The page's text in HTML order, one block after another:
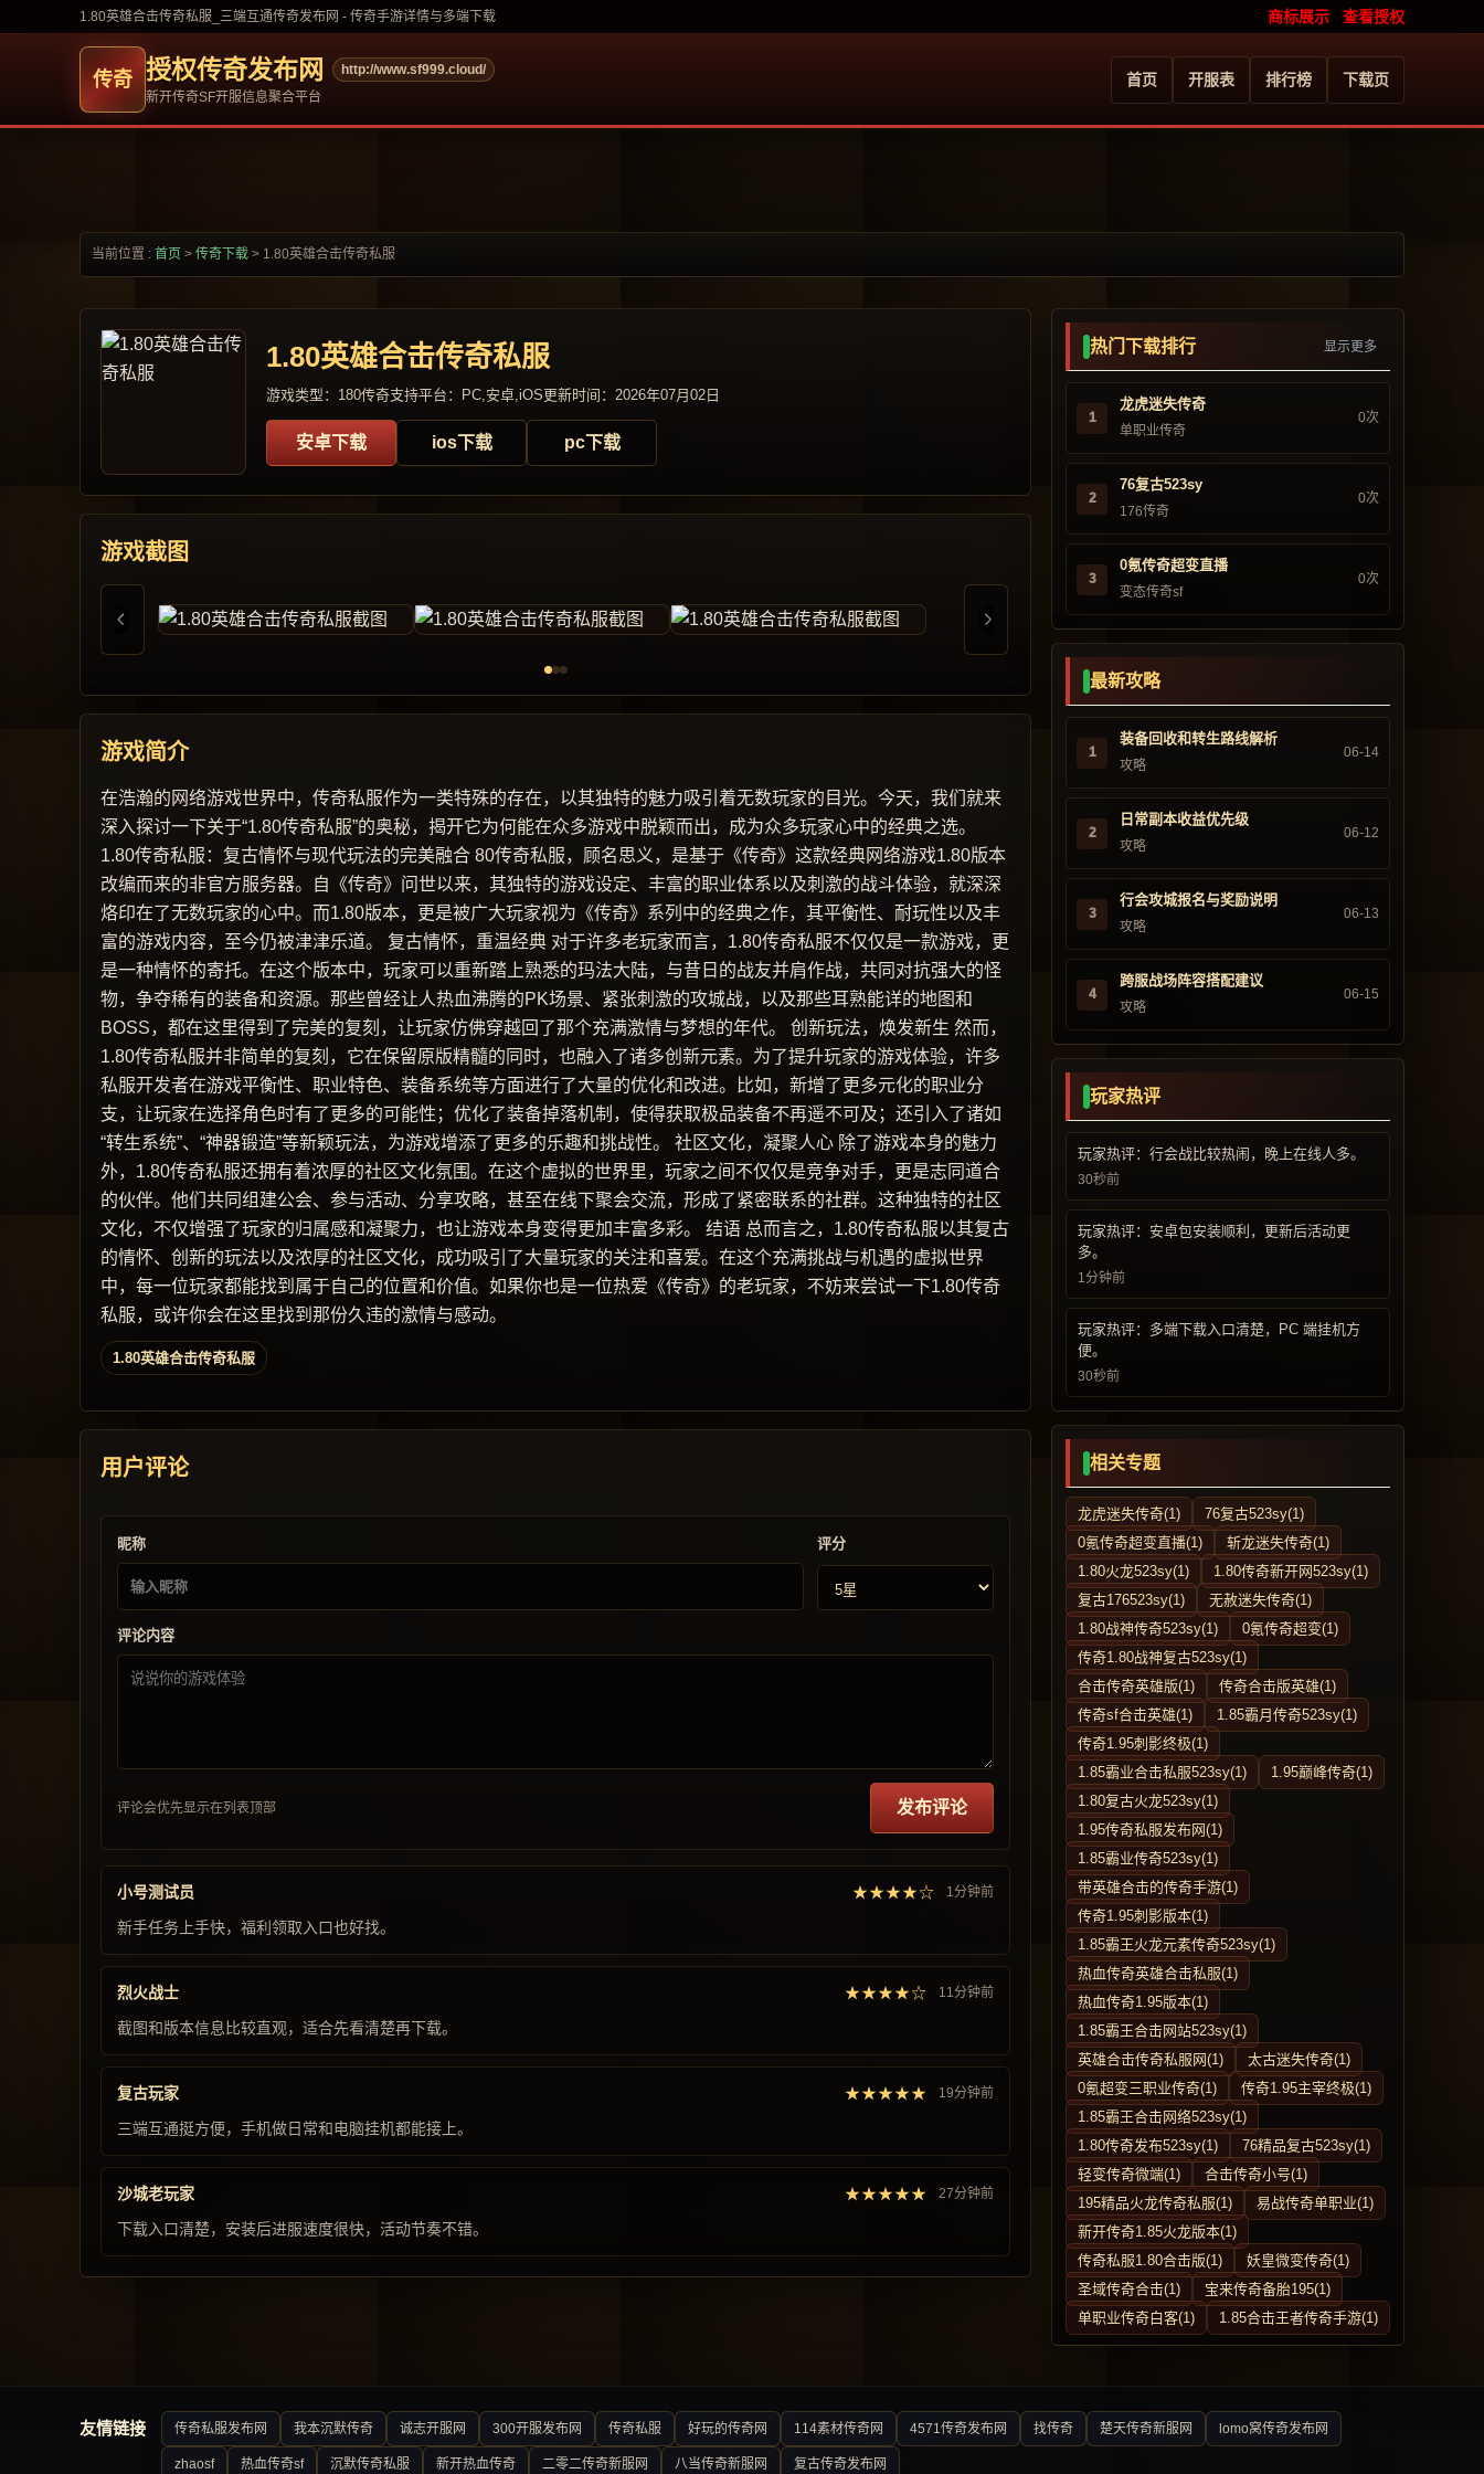
1.80英雄合击传奇私服_三端互通传奇发布网 - 传奇手游详情与多端下载 商标展示 查看授权
授权传奇发布网
http://www.sf999.cloud/
新开传奇SF开服信息聚合平台
首页 开服表 排行榜 下载页
当前位置 : 首页 > 传奇下载 > 1.80英雄合击传奇私服
1.80英雄合击传奇私服
游戏类型：180传奇支持平台：PC,安卓,iOS更新时间：2026年07月02日
安卓下载 ios下载 pc下载
游戏截图
游戏简介
在浩瀚的网络游戏世界中，传奇私服作为一类特殊的存在，以其独特的魅力吸引着无数玩家的目光。今天，我们就来
深入探讨一下关于“1.80传奇私服”的奥秘，揭开它为何能在众多游戏中脱颖而出，成为众多玩家心中的经典之选。
1.80传奇私服：复古情怀与现代玩法的完美融合 80传奇私服，顾名思义，是基于《传奇》这款经典网络游戏1.80版本
改编而来的非官方服务器。自《传奇》问世以来，其独特的游戏设定、丰富的职业体系以及刺激的战斗体验，就深深
烙印在了无数玩家的心中。而1.80版本，更是被广大玩家视为《传奇》系列中的经典之作，其平衡性、耐玩性以及丰
富的游戏内容，至今仍被津津乐道。 复古情怀，重温经典 对于许多老玩家而言，1.80传奇私服不仅仅是一款游戏，更
是一种情怀的寄托。在这个版本中，玩家可以重新踏上熟悉的玛法大陆，与昔日的战友并肩作战，共同对抗强大的怪
物，争夺稀有的装备和资源。那些曾经让人热血沸腾的PK场景、紧张刺激的攻城战，以及那些耳熟能详的地图和
BOSS，都在这里得到了完美的复刻，让玩家仿佛穿越回了那个充满激情与梦想的年代。 创新玩法，焕发新生 然而，
1.80传奇私服并非简单的复刻，它在保留原版精髓的同时，也融入了诸多创新元素。为了提升玩家的游戏体验，许多
私服开发者在游戏平衡性、职业特色、装备系统等方面进行了大量的优化和改进。比如，新增了更多元化的职业分
支，让玩家在选择角色时有了更多的可能性；优化了装备掉落机制，使得获取极品装备不再遥不可及；还引入了诸如
“转生系统”、“神器锻造”等新颖玩法，为游戏增添了更多的乐趣和挑战性。 社区文化，凝聚人心 除了游戏本身的魅力
外，1.80传奇私服还拥有着浓厚的社区文化氛围。在这个虚拟的世界里，玩家之间不仅仅是竞争对手，更是志同道合
的伙伴。他们共同组建公会、参与活动、分享攻略，甚至在线下聚会交流，形成了紧密联系的社群。这种独特的社区
文化，不仅增强了玩家的归属感和凝聚力，也让游戏本身变得更加丰富多彩。 结语 总而言之，1.80传奇私服以其复古
的情怀、创新的玩法以及浓厚的社区文化，成功吸引了大量玩家的关注和喜爱。在这个充满挑战与机遇的虚拟世界
中，每一位玩家都能找到属于自己的位置和价值。如果你也是一位热爱《传奇》的老玩家，不妨来尝试一下1.80传奇
私服，或许你会在这里找到那份久违的激情与感动。
1.80英雄合击传奇私服
用户评论
昵称 评分
评论内容
评论会优先显示在列表顶部 发布评论
小号测试员 ★★★★☆ 1分钟前
新手任务上手快，福利领取入口也好找。
烈火战士 ★★★★☆ 11分钟前
截图和版本信息比较直观，适合先看清楚再下载。
复古玩家 ★★★★★ 19分钟前
三端互通挺方便，手机做日常和电脑挂机都能接上。
沙城老玩家 ★★★★★ 27分钟前
下载入口清楚，安装后进服速度很快，活动节奏不错。
热门下载排行 显示更多
1
龙虎迷失传奇
单职业传奇
0次
2
76复古523sy
176传奇
0次
3
0氪传奇超变直播
变态传奇sf
0次
最新攻略
1
装备回收和转生路线解析
攻略
06-14
2
日常副本收益优先级
攻略
06-12
3
行会攻城报名与奖励说明
攻略
06-13
4
跨服战场阵容搭配建议
攻略
06-15
玩家热评
玩家热评：行会战比较热闹，晚上在线人多。
30秒前
玩家热评：安卓包安装顺利，更新后活动更
多。
1分钟前
玩家热评：多端下载入口清楚，PC 端挂机方
便。
30秒前
相关专题
龙虎迷失传奇(1)
76复古523sy(1)
0氪传奇超变直播(1)
斩龙迷失传奇(1)
1.80火龙523sy(1)
1.80传奇新开网523sy(1)
复古176523sy(1)
无赦迷失传奇(1)
1.80战神传奇523sy(1)
0氪传奇超变(1)
传奇1.80战神复古523sy(1)
合击传奇英雄版(1)
传奇合击版英雄(1)
传奇sf合击英雄(1)
1.85霸月传奇523sy(1)
传奇1.95刺影终极(1)
1.85霸业合击私服523sy(1)
1.95巅峰传奇(1)
1.80复古火龙523sy(1)
1.95传奇私服发布网(1)
1.85霸业传奇523sy(1)
带英雄合击的传奇手游(1)
传奇1.95刺影版本(1)
1.85霸王火龙元素传奇523sy(1)
热血传奇英雄合击私服(1)
热血传奇1.95版本(1)
1.85霸王合击网站523sy(1)
英雄合击传奇私服网(1)
太古迷失传奇(1)
0氪超变三职业传奇(1)
传奇1.95主宰终极(1)
1.85霸王合击网络523sy(1)
1.80传奇发布523sy(1)
76精品复古523sy(1)
轻变传奇微端(1)
合击传奇小号(1)
195精品火龙传奇私服(1)
易战传奇单职业(1)
新开传奇1.85火龙版本(1)
传奇私服1.80合击版(1)
妖皇微变传奇(1)
圣域传奇合击(1)
宝来传奇备胎195(1)
单职业传奇白客(1)
1.85合击王者传奇手游(1)
友情链接 传奇私服发布网 我本沉默传奇 诚志开服网 300开服发布网 传奇私服 好玩的传奇网 114素材传奇网 4571传奇发布网 找传奇 楚天传奇新服网 lomo窝传奇发布网
zhaosf 热血传奇sf 沉默传奇私服 新开热血传奇 二零二传奇新服网 八当传奇新服网 复古传奇发布网